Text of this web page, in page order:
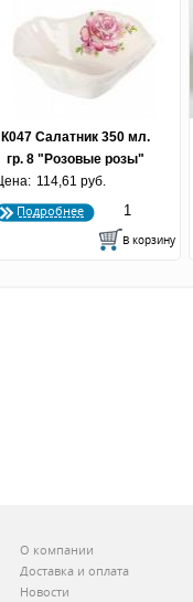
К047 Салатник 350 мл.
гр. 8 "Розовые розы"
114,61 руб.
Подробнее
О компании
Доставка и оплата
Новости